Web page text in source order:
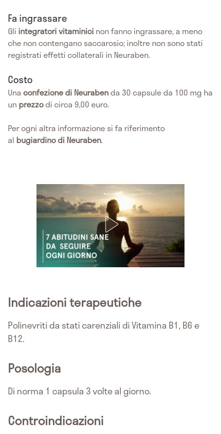
Fa ingrassare
Gli integratori vitaminici non fanno ingrassare, a meno
che non contengano saccarosio; inoltre non sono stati
registrati effetti collaterali in Neuraben.
Costo
Una confezione di Neurabenda 30 capsule da 100 mg ha
un prezzodi circa 9,00 euro.
Per ogni altra informazione si fa riferimento
al bugiardino di Neuraben.
Indicazioni terapeutiche
Polinevriti da stati carenziali di Vitamina B1, B6 e
B12.
Posologia
Di norma 1 capsula 3 volte al giorno.
Controindicazioni